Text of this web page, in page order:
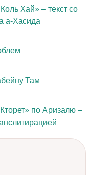
Хай» – текст со
а-Хасида
Там
по Аризалю –